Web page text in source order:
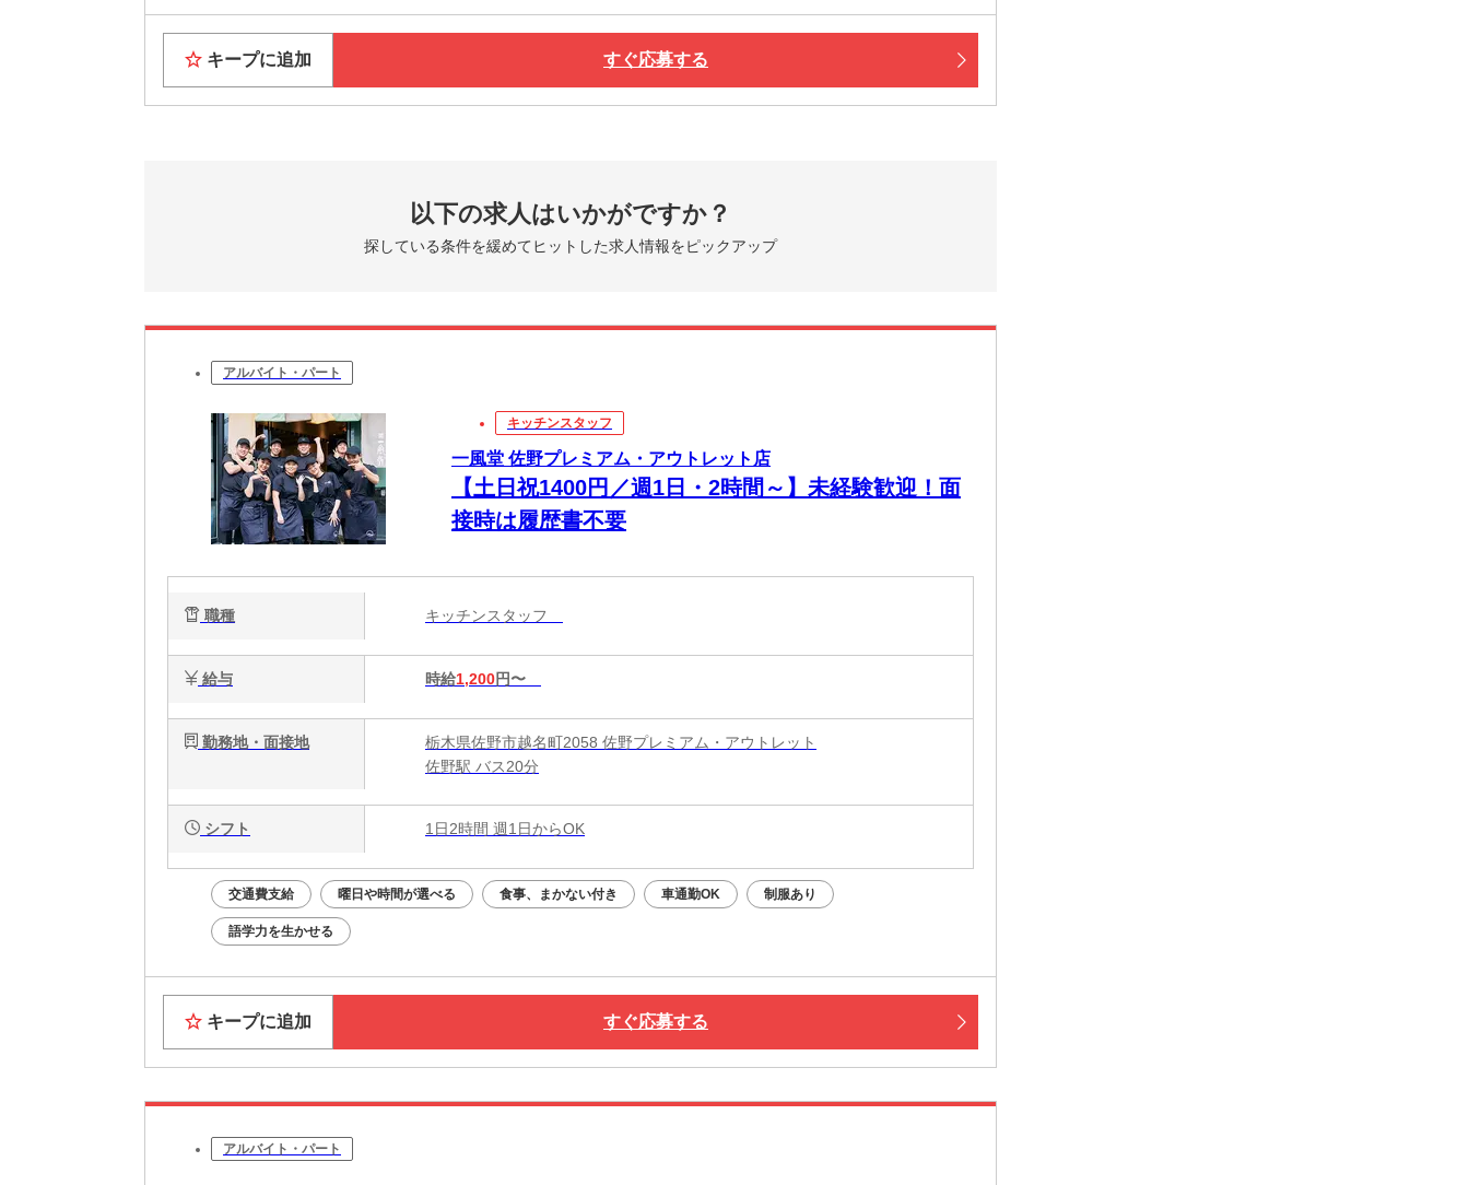
キープに追加 すぐ応募する
以下の求人はいかがですか？
探している条件を緩めてヒットした求人情報をピックアップ
アルバイト・パート
キッチンスタッフ
一風堂 佐野プレミアム・アウトレット店
【土日祝1400円／週1日・2時間～】未経験歓迎！面
接時は履歴書不要
職種 キッチンスタッフ
給与 時給1,200円〜
勤務地・面接地
栃木県佐野市越名町2058 佐野プレミアム・アウトレット
佐野駅 バス20分
シフト 1日2時間 週1日からOK
交通費支給 曜日や時間が選べる 食事、まかない付き 車通勤OK 制服あり
語学力を生かせる
キープに追加 すぐ応募する
アルバイト・パート